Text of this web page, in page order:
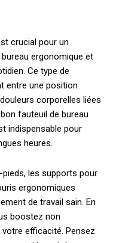
crucial pour un
ergonomique et
Ce type de
entre une position
corporelles liées
fauteuil de bureau
indispensable pour
heures.
les supports pour
ergonomiques
de travail sain. En
boostez non
efficacité. Pensez